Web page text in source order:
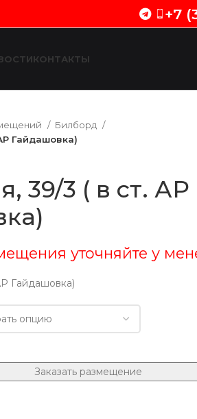
+7
КОНТАКТЫ
Билборд
Гайдашовка)
39/3 ( в ст. АР
уточняйте у
Гайдашовка)
Заказать размещение